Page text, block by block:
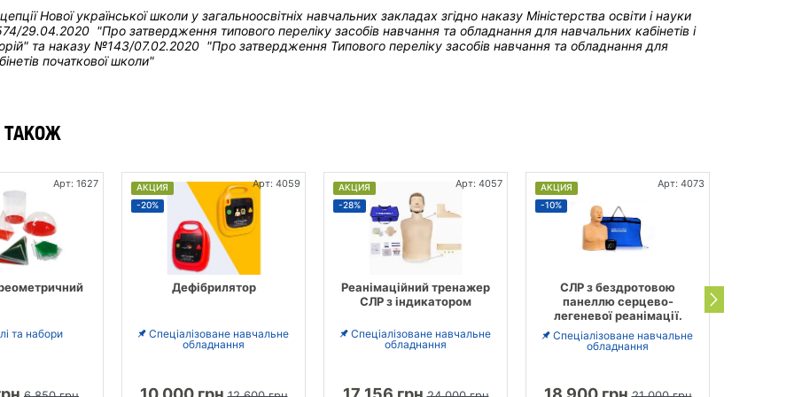
Нової української школи у загальноосвітніх навчальних закладах згідно наказу Міністерства освіти і науки
29.04.2020 "Про затвердження типового переліку засобів навчання та обладнання для навчальних кабінетів і
та наказу №143/07.02.2020 "Про затвердження Типового переліку засобів навчання та обладнання для
початкової школи"
ТАКОЖ
Арт: 1627
та набори
АКЦИЯ
-20%
Арт: 4059
Дефібрилятор
Спеціалізоване навчальне
обладнання
АКЦИЯ
-28%
Арт: 4057
Реанімаційний тренажер
СЛР з індикатором
Спеціалізоване навчальне
обладнання
АКЦИЯ
-10%
Арт: 4073
СЛР з бездротовою
панеллю серцево-
легеневої реанімації.
Спеціалізоване навчальне
обладнання